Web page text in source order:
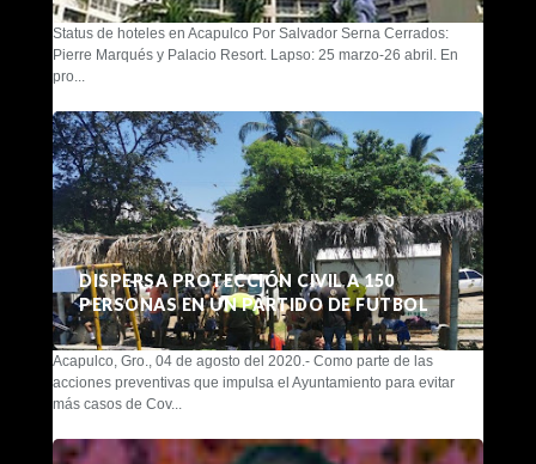
Status de hoteles en Acapulco Por Salvador Serna Cerrados:
Pierre Marqués y Palacio Resort. Lapso: 25 marzo-26 abril. En
pro...
DISPERSA PROTECCIÓN CIVIL A 150
PERSONAS EN UN PARTIDO DE FUTBOL
Acapulco, Gro., 04 de agosto del 2020.- Como parte de las
acciones preventivas que impulsa el Ayuntamiento para evitar
más casos de Cov...